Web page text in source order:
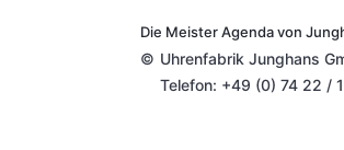
Die Meister Agenda von
© Uhrenfabrik Junghans
Telefon: +49 (0) 74 22 /